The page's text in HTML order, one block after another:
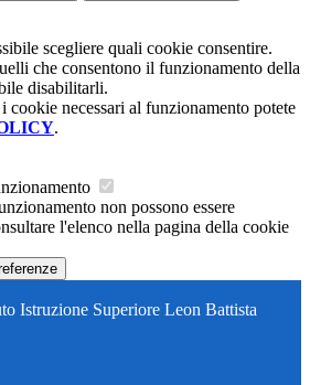
scegliere quali cookie consentire.
che consentono il funzionamento della
disabilitarli.
cookie necessari al funzionamento potete
.
non possono essere
l'elenco nella pagina della cookie
Istruzione Superiore Leon Battista